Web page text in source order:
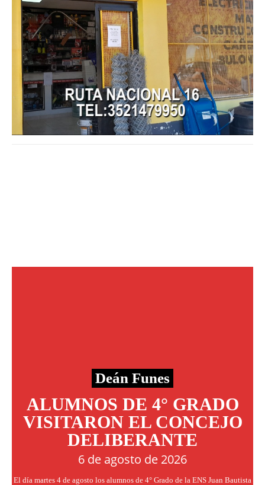
Deán Funes
ALUMNOS DE 4° GRADO
VISITARON EL CONCEJO
DELIBERANTE
6 de agosto de 2026
El día martes 4 de agosto los alumnos de 4° Grado de la ENS Juan Bautista